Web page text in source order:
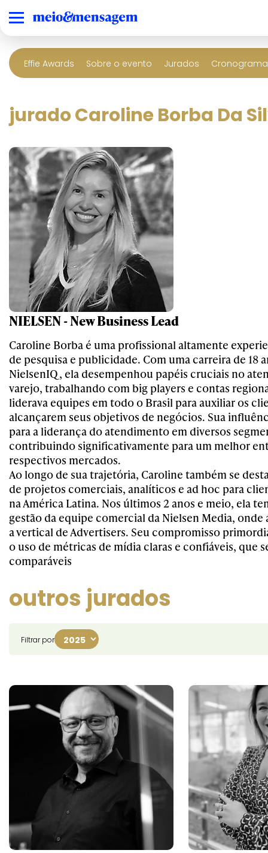
Effie Awards Sobre o evento Jurados
jurado Caroline Borba Da
NIELSEN - New Business Lead
Caroline Borba é uma profissional altamente
de pesquisa e publicidade. Com uma carreira de 18
NielsenIQ, ela desempenhou papéis cruciais no
varejo, trabalhando com big players e contas
liderava equipes em todo o Brasil para auxiliar os
alcançarem seus objetivos de negócios. Sua
para a liderança do atendimento em diversos
contribuindo significativamente para um melhor
respectivos mercados.
Ao longo de sua trajetória, Caroline também se
de projetos comerciais, analíticos e ad hoc para
na América Latina. Nos últimos 2 anos e meio, ela
gestão da equipe comercial da Nielsen Media,
a vertical de Advertisers. Seu compromisso
o uso de métricas de mídia claras e confiáveis, que
comparáveis
outros jurados
Filtrar por